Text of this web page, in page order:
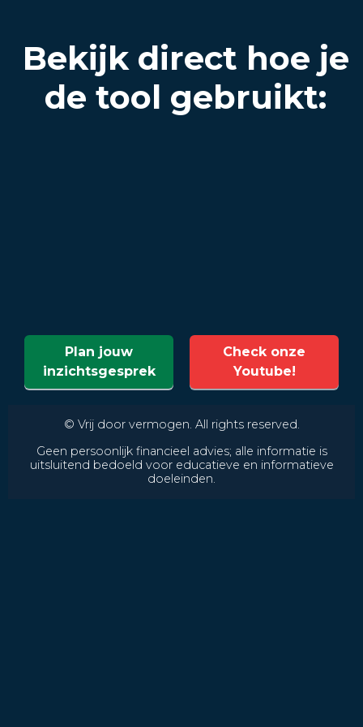
Bekijk direct hoe je
de tool gebruikt:
Plan jouw
inzichtsgesprek
Check onze
Youtube!
© Vrij door vermogen. All rights reserved.
Geen persoonlijk financieel advies; alle informatie is
uitsluitend bedoeld voor educatieve en informatieve
doeleinden.